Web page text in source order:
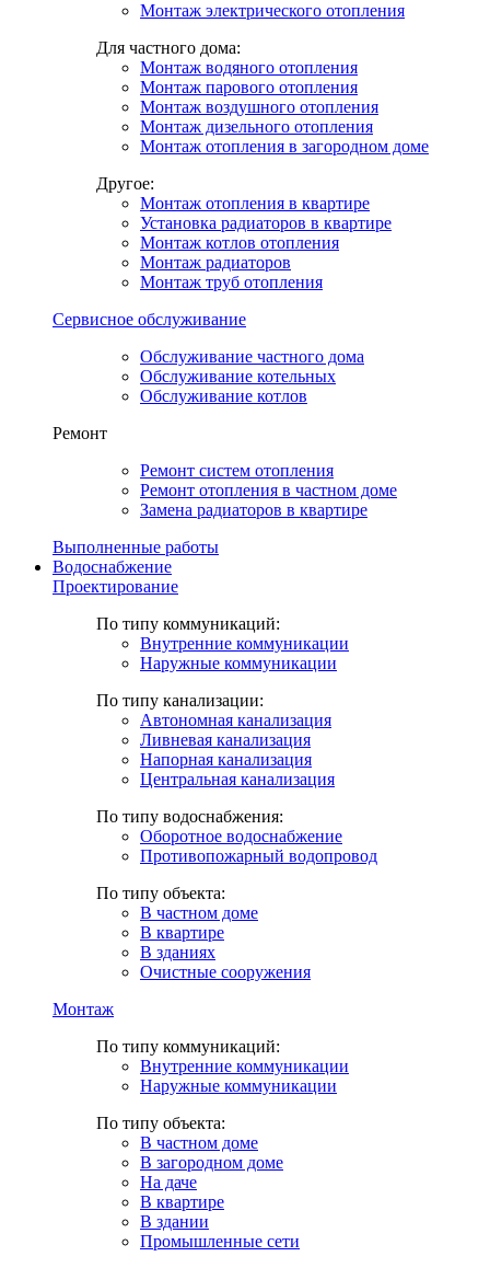
Монтаж электрического отопления
Для частного дома:
Монтаж водяного отопления
Монтаж парового отопления
Монтаж воздушного отопления
Монтаж дизельного отопления
Монтаж отопления в загородном доме
Другое:
Монтаж отопления в квартире
Установка радиаторов в квартире
Монтаж котлов отопления
Монтаж радиаторов
Монтаж труб отопления
Сервисное обслуживание
Обслуживание частного дома
Обслуживание котельных
Обслуживание котлов
Ремонт
Ремонт систем отопления
Ремонт отопления в частном доме
Замена радиаторов в квартире
Выполненные работы
Водоснабжение
Проектирование
По типу коммуникаций:
Внутренние коммуникации
Наружные коммуникации
По типу канализации:
Автономная канализация
Ливневая канализация
Напорная канализация
Центральная канализация
По типу водоснабжения:
Оборотное водоснабжение
Противопожарный водопровод
По типу объекта:
В частном доме
В квартире
В зданиях
Очистные сооружения
Монтаж
По типу коммуникаций:
Внутренние коммуникации
Наружные коммуникации
По типу объекта:
В частном доме
В загородном доме
На даче
В квартире
В здании
Промышленные сети